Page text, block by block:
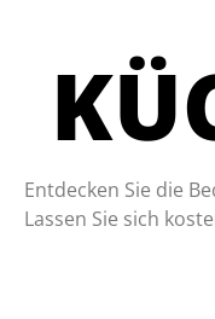
Entdecken Sie die
Lassen Sie sich